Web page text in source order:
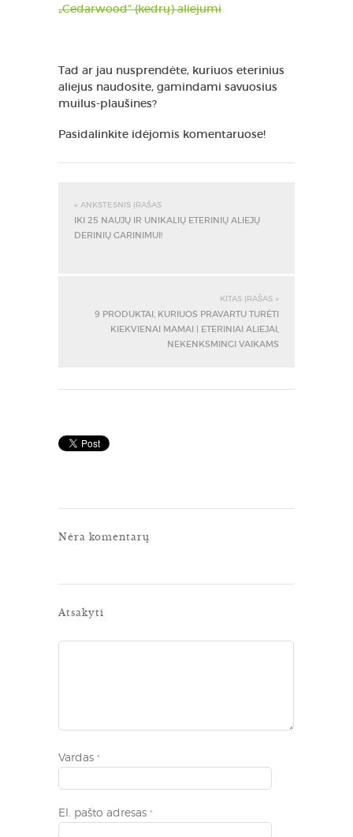
„Cedarwood“ (kedrų) aliejumi
Tad ar jau nusprendėte, kuriuos eterinius
aliejus naudosite, gamindami savuosius
muilus-plaušines?
Pasidalinkite idėjomis komentaruose!
« ANKSTESNIS ĮRAŠAS
IKI 25 NAUJŲ IR UNIKALIŲ ETERINIŲ ALIEJŲ
DERINIŲ GARINIMUI!
KITAS ĮRAŠAS »
9 PRODUKTAI, KURIUOS PRAVARTU TURĖTI
KIEKVIENAI MAMAI | ETERINIAI ALIEJAI,
NEKENKSMINGI VAIKAMS
Nėra komentarų
Atsakyti
Vardas *
El. pašto adresas *